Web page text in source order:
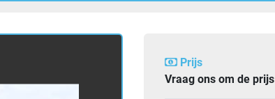
Prijs
Vraag ons om de prijs